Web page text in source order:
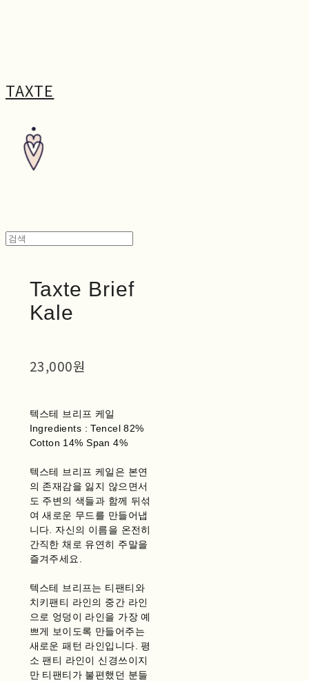
TAXTE
Taxte Brief
Kale
23,000원
텍스테 브리프 케일
Ingredients : Tencel 82%
Cotton 14% Span 4%
텍스테 브리프 케일은 본연
의 존재감을 잃지 않으면서
도 주변의 색들과 함께 뒤섞
여 새로운 무드를 만들어냅
니다. 자신의 이름을 온전히
간직한 채로 유연히 주말을
즐겨주세요.
텍스테 브리프는 티팬티와
치키팬티 라인의 중간 라인
으로 엉덩이 라인을 가장 예
쁘게 보이도록 만들어주는
새로운 패턴 라인입니다. 평
소 팬티 라인이 신경쓰이지
만 티팬티가 불편했던 분들